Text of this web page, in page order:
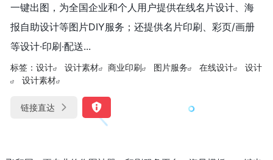
一键出图，为全国企业和个人用户提供在线名片设计、海
报自助设计等图片DIY服务；还提供名片印刷、彩页/画册
等设计·印刷·配送...
标签： 设计 设计素材 商业印刷 图片服务 在线设计
设计
设计素材
链接直达